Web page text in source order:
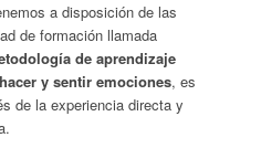
a disposición de las
de formación llamada
de aprendizaje
y sentir emociones, es
de la experiencia directa y